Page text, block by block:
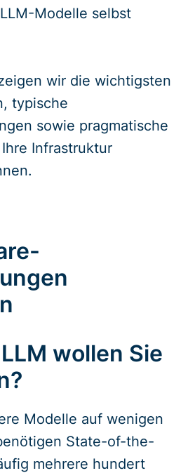
Modelle selbst
wir die wichtigsten
typische
sowie pragmatische
Infrastruktur
wollen Sie
Modelle auf wenigen
State-of-the-
mehrere hundert